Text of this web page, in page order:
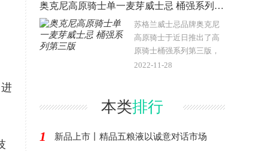
《“甲等十八酒坊&middot;
国潮之夜”——20..
奥克尼高原骑士单一麦芽威士忌 桶强系列第三版
苏格兰威士忌品牌奥克尼
高原骑士于近日推出了高
原骑士桶强系列第三版，
由高原骑士威士忌的制酒
并在其挑选的美国、欧洲
初填雪梨橡木桶..
2022-11-28
本类排行
1 新品上市丨精品五粮液以诚意对话市场